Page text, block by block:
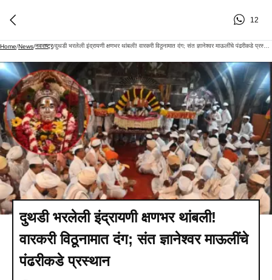
12
Home/News/नवराष्ट्र/
दुथडी भरलेली इंद्रायणी क्षणभर थांबली!
वारकरी विठूनामात दंग; संत ज्ञानेश्वर माऊलींचे
पंढरीकडे प्रस्थान